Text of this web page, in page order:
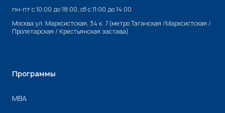
пн-пт с 10:00 до 18:00, cб с 11:00 до 14:00
Москва,ул. Марксистская, 34 к. 7 (метро Таганская /Марксистская /
Пролетарская / Крестьянская застава)
Программы
МВА